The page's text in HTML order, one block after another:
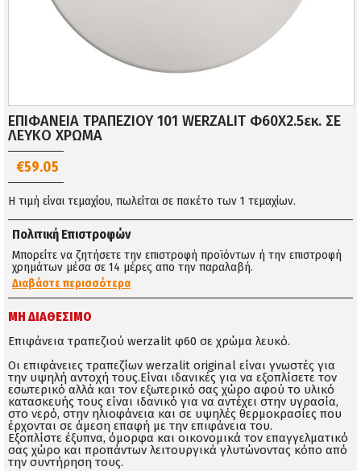
ΕΠΙΦΑΝΕΙΑ ΤΡΑΠΕΖΙΟΥ 101 WERZALIT Φ60Χ2.5εκ. ΣΕ
ΛΕΥΚΟ ΧΡΩΜΑ
€59.05
Η τιμή είναι τεμαχίου, πωλείται σε πακέτο των 1 τεμαχίων.
Πολιτική Επιστροφών
Μπορείτε να ζητήσετε την επιστροφή προϊόντων ή την επιστροφή
χρημάτων μέσα σε 14 μέρες απο την παραλαβή.
Διαβάστε περισσότερα
ΜΗ ΔΙΑΘΈΣΙΜΟ
Επιφάνεια τραπεζιού werzalit φ60 σε χρώμα λευκό.
Οι επιφάνειες τραπεζίων werzalit original είναι γνωστές για
την υψηλή αντοχή τους.Είναι ιδανικές για να εξοπλίσετε τον
εσωτερικό αλλά και τον εξωτερικό σας χώρο αφού το υλικό
κατασκευής τους είναι ιδανικό για να αντέχει στην υγρασία,
στο νερό, στην ηλιοφάνεια και σε υψηλές θερμοκρασίες που
έρχονται σε άμεση επαφή με την επιφάνεια του.
Εξοπλίστε έξυπνα, όμορφα και οικονομικά τον επαγγελματικό
σας χώρο και προπάντων λειτουργικά γλυτώνοντας κόπο από
την συντήρηση τους.